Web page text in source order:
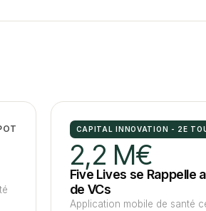
CAPITAL INNOVATION - 2E
2,2 M€
Five Lives se Rappelle
de VCs
Application mobile de santé